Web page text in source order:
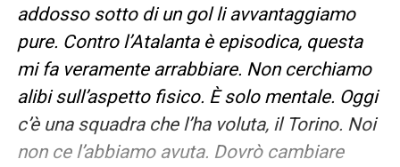
addosso sotto di un gol li avvantaggiamo
pure. Contro l’Atalanta è episodica, questa
mi fa veramente arrabbiare. Non cerchiamo
alibi sull’aspetto fisico. È solo mentale. Oggi
c’è una squadra che l’ha voluta, il Torino. Noi
non ce l’abbiamo avuta. Dovrò cambiare